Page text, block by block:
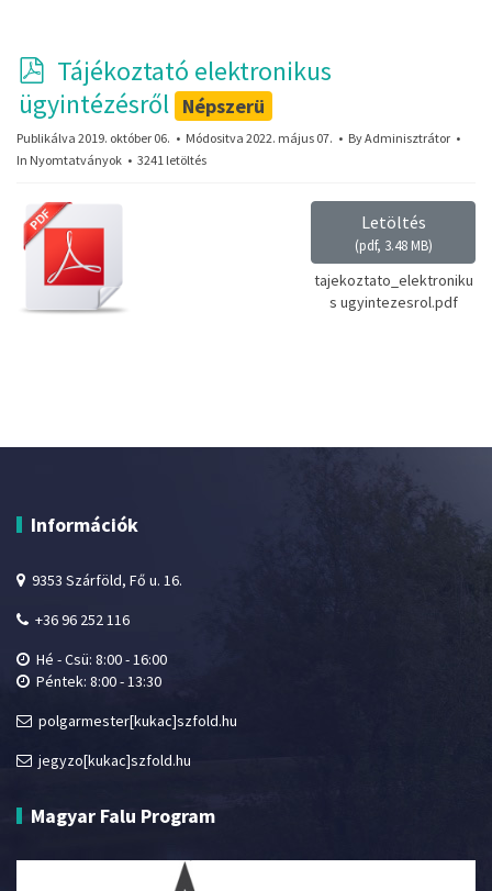
p
d
f
Tájékoztató elektronikus
ügyintézésről Népszerü
Publikálva 2019. október 06. Módositva 2022. május 07. ByAdminisztrátor
In Nyomtatványok 3241 letöltés
Letöltés
(pdf, 3.48 MB)
tajekoztato_elektroniku
s ugyintezesrol.pdf
Információk
9353 Szárföld, Fő u. 16.
+36 96 252 116
Hé - Csü: 8:00 - 16:00
Péntek: 8:00 - 13:30
polgarmester[kukac]szfold.hu
jegyzo[kukac]szfold.hu
Magyar Falu Program